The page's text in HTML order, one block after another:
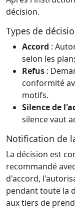
décision.
Types de
Accord :
selon les
Refus :
conformité
motifs.
Silence de
silence vaut
Notification de
La décision est
recommandé
d'accord,
pendant toute la
aux tiers de